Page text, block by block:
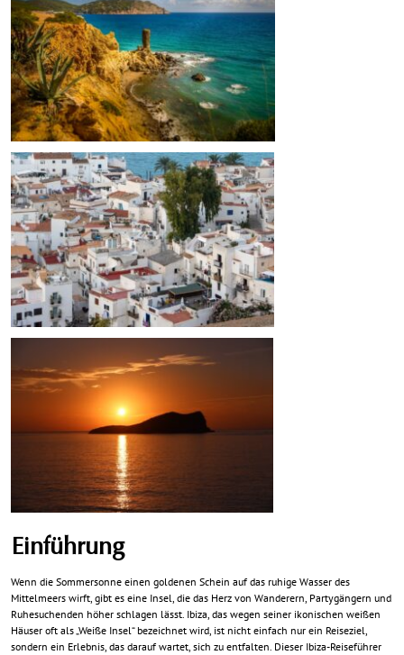
Einführung
Wenn die Sommersonne einen goldenen Schein auf das ruhige Wasser des
Mittelmeers wirft, gibt es eine Insel, die das Herz von Wanderern, Partygängern und
Ruhesuchenden höher schlagen lässt. Ibiza, das wegen seiner ikonischen weißen
Häuser oft als „Weiße Insel“ bezeichnet wird, ist nicht einfach nur ein Reiseziel,
sondern ein Erlebnis, das darauf wartet, sich zu entfalten. Dieser Ibiza-Reiseführer